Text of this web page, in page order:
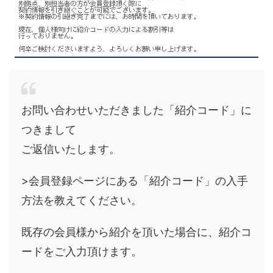
お問い合わせいただきました「紹介コード」に
つきまして
ご返信いたします。
>会員登録ページにある「紹介コード」の入手
方法を教えてください。
既存の会員様から紹介を頂いた場合に、紹介コ
ードをご入力頂けます。